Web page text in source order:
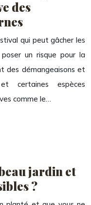
des
qui peut gâcher les
un risque pour la
des démangeaisons et
certaines espèces
comme le…
jardin et
?